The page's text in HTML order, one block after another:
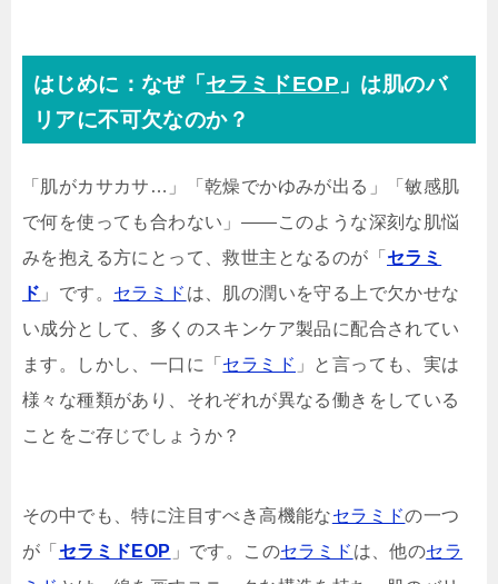
はじめに：なぜ「 セラミドEOP 」は肌のバ
リアに不可欠なのか？
「肌がカサカサ…」「乾燥でかゆみが出る」「敏感肌
で何を使っても合わない」――このような深刻な肌悩
みを抱える方にとって、救世主となるのが「 セラミ
ド 」です。 セラミド は、肌の潤いを守る上で欠かせな
い成分として、多くのスキンケア製品に配合されてい
ます。しかし、一口に「 セラミド 」と言っても、実は
様々な種類があり、それぞれが異なる働きをしている
ことをご存じでしょうか？
その中でも、特に注目すべき高機能なセラミドの一つ
が「 セラミドEOP 」です。このセラミド は、他のセラ